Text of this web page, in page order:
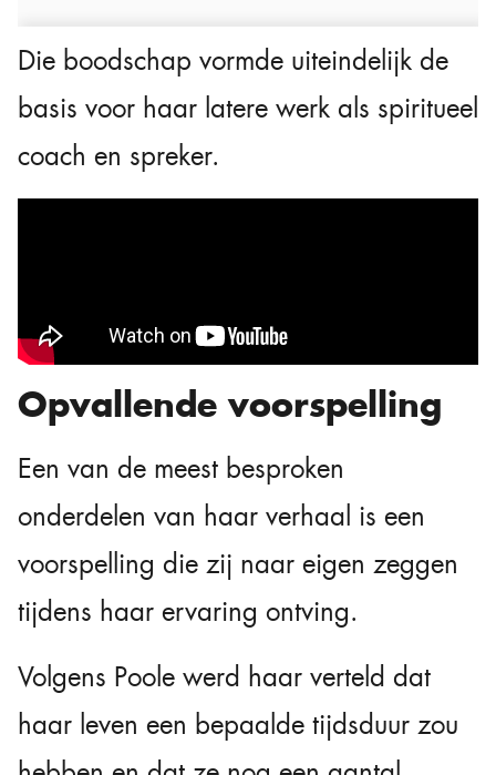
Die boodschap vormde uiteindelijk de
basis voor haar latere werk als spiritueel
coach en spreker.
Opvallende voorspelling
Een van de meest besproken
onderdelen van haar verhaal is een
voorspelling die zij naar eigen zeggen
tijdens haar ervaring ontving.
Volgens Poole werd haar verteld dat
haar leven een bepaalde tijdsduur zou